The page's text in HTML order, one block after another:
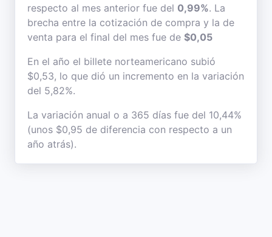
respecto al mes anterior fue del 0,99%. La
brecha entre la cotización de compra y la de
venta para el final del mes fue de $0,05
En el año el billete norteamericano subió
$0,53, lo que dió un incremento en la variación
del 5,82%.
La variación anual o a 365 días fue del 10,44%
(unos $0,95 de diferencia con respecto a un
año atrás).